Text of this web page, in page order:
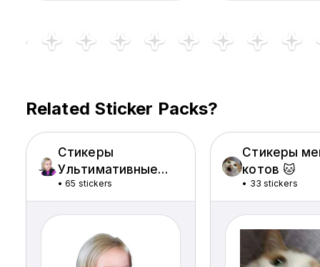
Related Sticker Packs?
Стикеры
Ультимативные
Мемы 🗯️
•65 stickers
Стикеры
котов 🐱
• 33 stickers